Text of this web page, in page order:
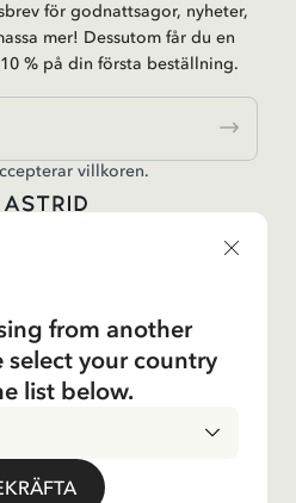
för godnattsagor, nyheter,
mer! Dessutom får du en
% på din första beställning.
villkoren.
from another
select your country
list below.